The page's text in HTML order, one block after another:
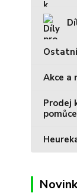
Ostatní
Akce a
Prodej